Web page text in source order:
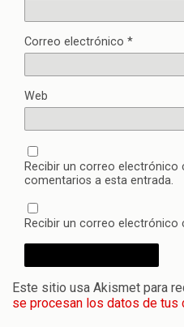
Correo electrónico *
Web
Recibir un correo electrónico
comentarios a esta entrada.
Recibir un correo electrónico
Este sitio usa Akismet para
se procesan los datos de tus